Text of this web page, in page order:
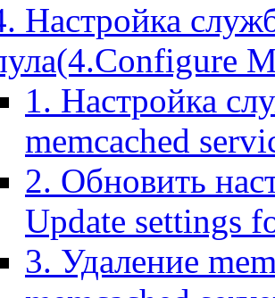
Настройка
1. Настройка
memcached
2. Обновить
Update settings
3. Удаление